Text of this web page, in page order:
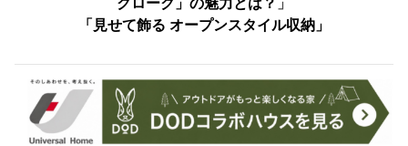
「見せて飾る オープンスタイル収納」